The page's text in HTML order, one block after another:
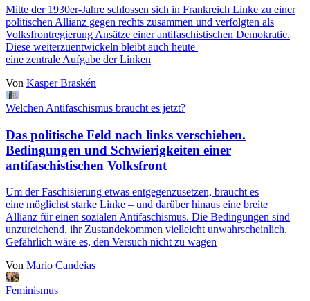
Mitte der 1930er-Jahre schlossen sich in Frankreich Linke zu einer
politischen Allianz gegen rechts zusammen und verfolgten als
Volksfrontregierung Ansätze einer antifaschistischen Demokratie.
Diese weiterzuentwickeln bleibt auch heute
eine zentrale Aufgabe der Linken
Von Kasper Braskén
Welchen Antifaschismus braucht es jetzt?
Das politische Feld nach links verschieben.
Bedingungen und Schwierigkeiten einer
antifaschistischen Volksfront
Um der Faschisierung etwas entgegenzusetzen, braucht es
eine möglichst starke Linke – und darüber hinaus eine breite
Allianz für einen sozialen Antifaschismus. Die Bedingungen sind
unzureichend, ihr Zustandekommen vielleicht unwahrscheinlich.
Gefährlich wäre es, den Versuch nicht zu wagen
Von Mario Candeias
Feminismus